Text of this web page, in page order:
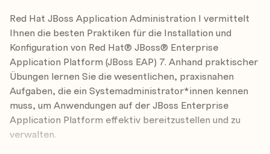
Red Hat JBoss Application Administration I vermittelt
Ihnen die besten Praktiken für die Installation und
Konfiguration von Red Hat® JBoss® Enterprise
Application Platform (JBoss EAP) 7. Anhand praktischer
Übungen lernen Sie die wesentlichen, praxisnahen
Aufgaben, die ein Systemadministrator*innen kennen
muss, um Anwendungen auf der JBoss Enterprise
Application Platform effektiv bereitzustellen und zu
verwalten.